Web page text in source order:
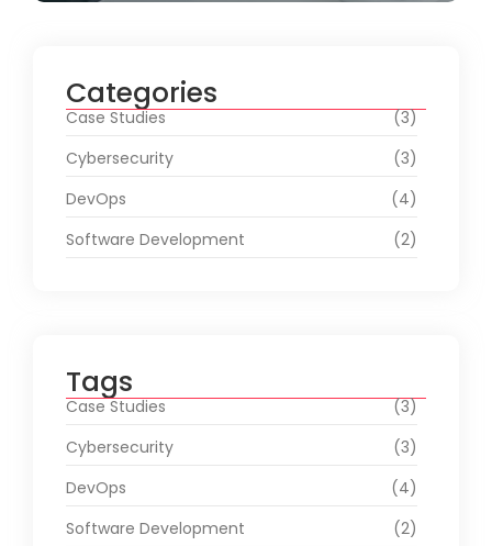
Categories
Case Studies
(3)
Cybersecurity
(3)
DevOps
(4)
Software Development
(2)
Tags
Case Studies
(3)
Cybersecurity
(3)
DevOps
(4)
Software Development
(2)